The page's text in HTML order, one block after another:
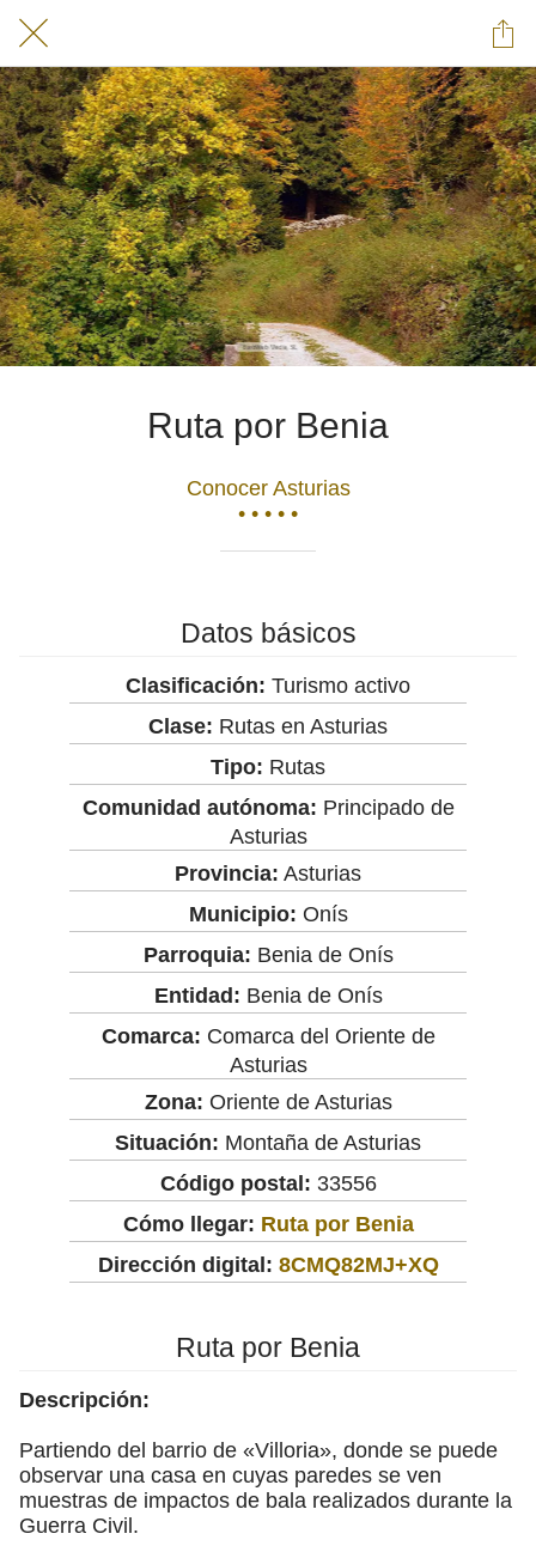
Ruta por Benia
Conocer Asturias
• • • • •
Datos básicos
Clasificación: Turismo activo
Clase: Rutas en Asturias
Tipo: Rutas
Comunidad autónoma: Principado de
Asturias
Provincia: Asturias
Municipio: Onís
Parroquia: Benia de Onís
Entidad: Benia de Onís
Comarca: Comarca del Oriente de
Asturias
Zona: Oriente de Asturias
Situación: Montaña de Asturias
Código postal: 33556
Cómo llegar: Ruta por Benia
Dirección digital: 8CMQ82MJ+XQ
Ruta por Benia
Descripción:
Partiendo del barrio de «Villoria», donde se puede
observar una casa en cuyas paredes se ven
muestras de impactos de bala realizados durante la
Guerra Civil.